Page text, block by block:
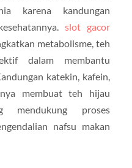
karena kandungan
slot gacor
metabolisme, teh
dalam membantu
katekin, kafein,
membuat teh hijau
mendukung proses
nafsu makan